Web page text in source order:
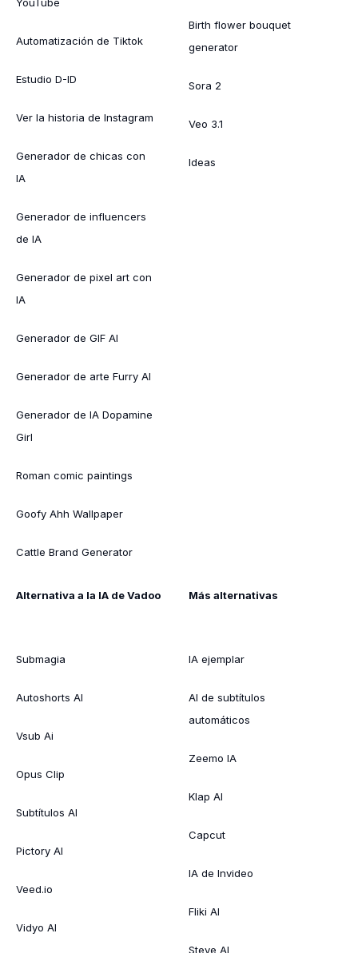
Automatización de Tiktok
Estudio D-ID
Ver la historia de Instagram
Generador de chicas con
IA
Generador de influencers
de IA
Generador de pixel art con
IA
Generador de GIF AI
Generador de arte Furry AI
Generador de IA Dopamine
Girl
Roman comic paintings
Goofy Ahh Wallpaper
Cattle Brand Generator
Birth flower bouquet
generator
Sora 2
Veo 3.1
Ideas
Alternativa a la IA de Vadoo
Submagia
Autoshorts AI
Vsub Ai
Opus Clip
Subtítulos AI
Pictory AI
Veed.io
Vidyo AI
Más alternativas
IA ejemplar
AI de subtítulos
automáticos
Zeemo IA
Klap AI
Capcut
IA de Invideo
Fliki AI
Steve AI